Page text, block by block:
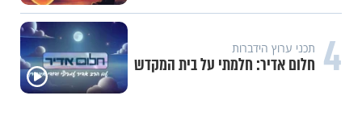
4 תכני ערוץ הידברות
חלום אדיר: חלמתי על בית המקדש